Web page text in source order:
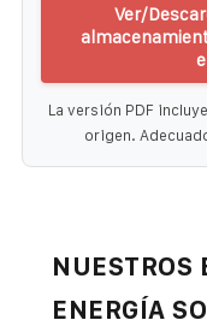
Ver/
La versión PDF
origen.
NUESTROS
ENERGÍA